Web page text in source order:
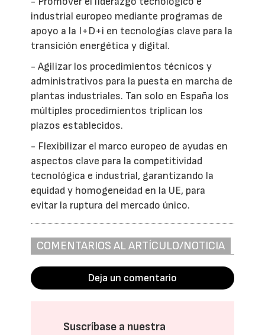
industrial europeo mediante programas de
apoyo a la I+D+i en tecnologías clave para la
transición energética y digital.
- Agilizar los procedimientos técnicos y
administrativos para la puesta en marcha de
plantas industriales. Tan solo en España los
múltiples procedimientos triplican los
plazos establecidos.
- Flexibilizar el marco europeo de ayudas en
aspectos clave para la competitividad
tecnológica e industrial, garantizando la
equidad y homogeneidad en la UE, para
evitar la ruptura del mercado único.
COMENTARIOS AL ARTÍCULO/NOTICIA
Deja un comentario
Suscríbase a nuestra